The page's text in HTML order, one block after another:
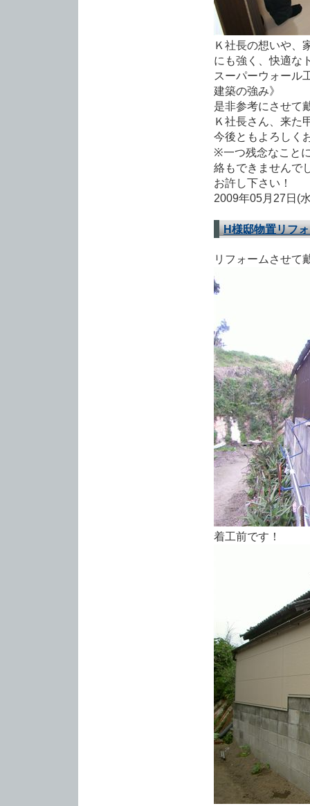
Ｋ社長の想いや、
にも強く、快適な
スーパーウォール
建築の強み》
是非参考にさせて
Ｋ社長さん、来た
今後ともよろしく
※一つ残念なこと
絡もできませんで
お許し下さい！
2009年05月27日(
H様邸物置リフ
リフォームさせて
着工前です！